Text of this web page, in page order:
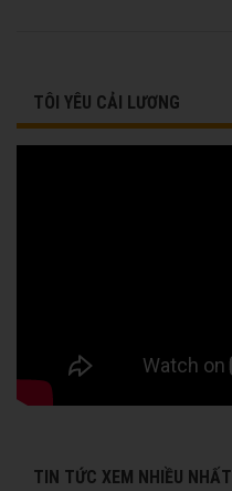
TÔI YÊU CẢI LƯƠNG
TIN TỨC XEM NHIỀU NHẤT